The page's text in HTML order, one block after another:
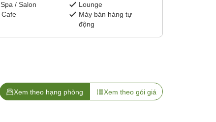
Spa / Salon
Lounge
Cafe
Máy bán hàng tự
động
Xem theo hạng phòng Xem theo gói giá